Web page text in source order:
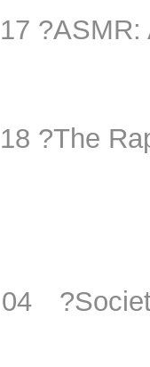
?The